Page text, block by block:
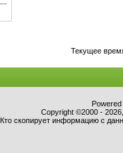
Текущее
Copyright ©2000 -
Кто скопирует информацию с